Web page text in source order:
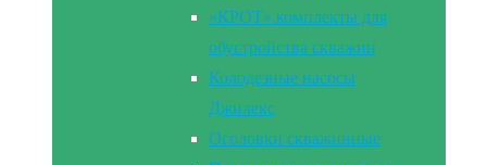
«КРОТ» комплекты для
обустройства скважин
Колодезные насосы
Джилекс
Оголовки скважинные